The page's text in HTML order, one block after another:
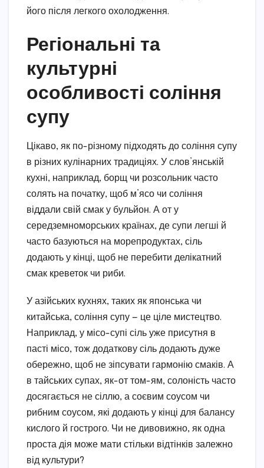
його після легкого охолодження.
Регіональні та
культурні
особливості соління
супу
Цікаво, як по-різному підходять до соління супу
в різних кулінарних традиціях. У слов’янській
кухні, наприклад, борщ чи розсольник часто
солять на початку, щоб м’ясо чи соління
віддали свій смак у бульйон. А от у
середземноморських країнах, де супи легші й
часто базуються на морепродуктах, сіль
додають у кінці, щоб не перебити делікатний
смак креветок чи риби.
У азійських кухнях, таких як японська чи
китайська, соління супу — це ціле мистецтво.
Наприклад, у місо-супі сіль уже присутня в
пасті місо, тож додаткову сіль додають дуже
обережно, щоб не зіпсувати гармонію смаків. А
в тайських супах, як-от том-ям, солоність часто
досягається не сіллю, а соєвим соусом чи
рибним соусом, які додають у кінці для балансу
кислого й гострого. Чи не дивовижно, як одна
проста дія може мати стільки відтінків залежно
від культури?